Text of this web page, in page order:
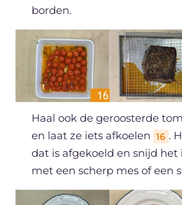
borden.
Haal ook de geroosterde
en laat ze iets afkoelen 16 .
dat is afgekoeld en snijd
met een scherp mes of een